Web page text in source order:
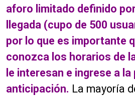
aforo limitado definido
llegada (cupo de 500
por lo que es importante
conozca los horarios de
le interesan e ingrese a
anticipación. La mayoría